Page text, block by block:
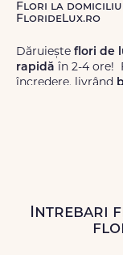
Flori la domiciliu
FlorideLux.ro
Dăruiește flori de
rapidă în 2-4 ore!
încredere, livrând
de calitate
Livrăm buchete
să poți adresa un
Intrebari